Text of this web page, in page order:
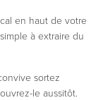
en haut de votre
à extraire du
sortez
le aussitôt.